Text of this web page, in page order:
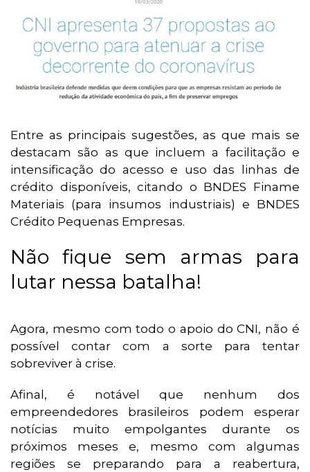
Entre as principais sugestões, as que mais se
destacam são as que incluem a facilitação e
intensificação do acesso e uso das linhas de
crédito disponíveis, citando o BNDES Finame
Materiais (para insumos industriais) e BNDES
Crédito Pequenas Empresas.
Não fique sem armas para
lutar nessa batalha!
Agora, mesmo com todo o apoio do CNI, não é
possível contar com a sorte para tentar
sobreviver à crise.
Afinal, é notável que nenhum dos
empreendedores brasileiros podem esperar
notícias muito empolgantes durante os
próximos meses e, mesmo com algumas
regiões se preparando para a reabertura,